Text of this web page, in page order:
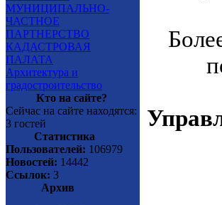
МУНИЦИПАЛЬНО-
ЧАСТНОЕ
ПАРТНЕРСТВО
КАДАСТРОВАЯ
ПАЛАТА
Архитектура и
градостроительство
Кто на сайте?
Сейчас на сайте находятся:
3 гостей
Статистика
Пользователей: 106979
Новостей: 14442
Ссылок: 3
Архив